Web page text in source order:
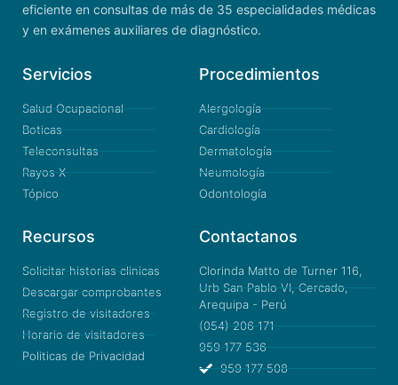
eficiente en consultas de más de 35 especialidades médicas
y en exámenes auxiliares de diagnóstico.
Servicios
Salud Ocupacional
Boticas
Teleconsultas
Rayos X
Tópico
Procedimientos
Alergología
Cardiología
Dermatología
Neumología
Odontología
Recursos
Solicitar historias clinicas
Descargar comprobantes
Registro de visitadores
Horario de visitadores
Politicas de Privacidad
Contactanos
Clorinda Matto de Turner 116,
Urb San Pablo VI, Cercado,
Arequipa - Perú
(054) 206 171
959 177 536
959 177 508